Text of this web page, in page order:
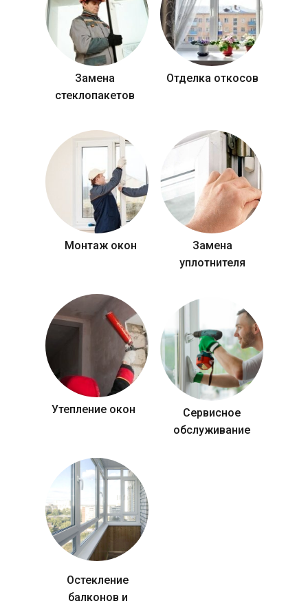
Замена
стеклопакетов
Отделка откосов
Монтаж окон
Замена
уплотнителя
Утепление окон
Сервисное
обслуживание
Остекление
балконов и